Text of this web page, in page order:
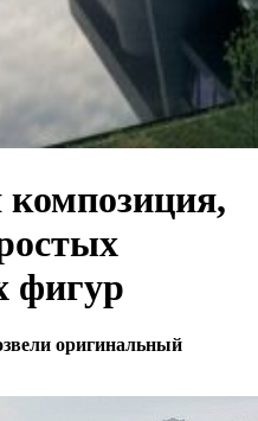
фигур
оригинальный